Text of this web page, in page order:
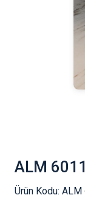
ALM
Ürün Kodu: ALM